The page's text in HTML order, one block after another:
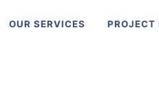
OUR SERVICES PROJECT